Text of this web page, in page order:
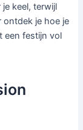
keel, terwijl
ontdek je hoe je
een festijn vol